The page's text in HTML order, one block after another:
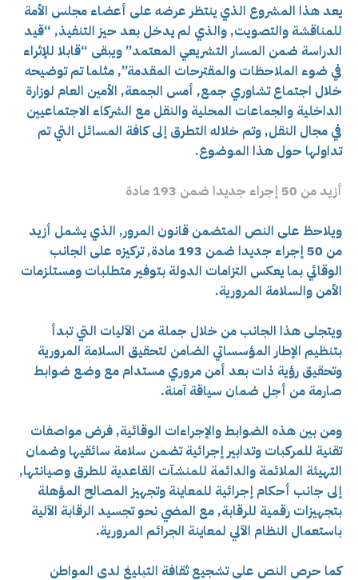
يعد هذا المشروع الذي ينتظر عرضه على أعضاء مجلس الأمة
للمناقشة والتصويت, والذي لم يدخل بعد حيز التنفيذ, “قيد
الدراسة ضمن المسار التشريعي المعتمد” ويبقى “قابلا للإثراء
في ضوء الملاحظات والمقترحات المقدمة”, مثلما تم توضيحه
خلال اجتماع تشاوري جمع, أمس الجمعة, الأمين العام لوزارة
الداخلية والجماعات المحلية والنقل مع الشركاء الاجتماعيين
في مجال النقل, وتم خلاله التطرق إلى كافة المسائل التي تم
تداولها حول هذا الموضوع.
أزيد من 50 إجراء جديدا ضمن 193 مادة
ويلاحظ على النص المتضمن قانون المرور, الذي يشمل أزيد
من 50 إجراء جديدا ضمن 193 مادة, تركيزه على الجانب
الوقائي بما يعكس التزامات الدولة بتوفير متطلبات ومستلزمات
الأمن والسلامة المرورية.
ويتجلى هذا الجانب من خلال جملة من الآليات التي تبدأ
بتنظيم الإطار المؤسساتي الضامن لتحقيق السلامة المرورية
وتحقيق رؤية ذات بعد أمن مروري مستدام مع وضع ضوابط
صارمة من أجل ضمان سياقة آمنة.
ومن بين هذه الضوابط والإجراءات الوقائية, فرض مواصفات
تقنية للمركبات وتدابير إجرائية تضمن سلامة سائقيها وضمان
التهيئة الملائمة والدائمة للمنشآت القاعدية للطرق وصيانتها,
إلى جانب أحكام إجرائية للمعاينة وتجهيز المصالح المؤهلة
بتجهيزات رقمية للرقابة, مع المضي نحو تجسيد الرقابة الآلية
باستعمال النظام الآلي لمعاينة الجرائم المرورية.
كما حرص النص على تشجيع ثقافة التبليغ لدى المواطن